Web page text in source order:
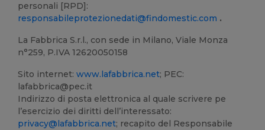
personali [RPD]:
responsabileprotezionedati@findomestic.com .
La Fabbrica S.r.l., con sede in Milano, Viale Monza
n°259, P.IVA 12620050158
Sito internet: www.lafabbrica.net; PEC:
lafabbrica@pec.it
Indirizzo di posta elettronica al quale scrivere pe
l’esercizio dei diritti dell’interessato:
privacy@lafabbrica.net; recapito del Responsabile